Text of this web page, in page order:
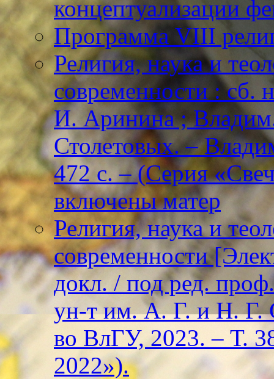
концептуализации
Программа VIII
Религия, наука и
современности : сб.
И. Аринина ;
Столетовых. –
472 с. – (Серия
включены матер
Религия, наука и
современности
докл. / под ред.
ун-т им. А. Г. и Н. Г.
во ВлГУ, 2023. – Т.
2022»).